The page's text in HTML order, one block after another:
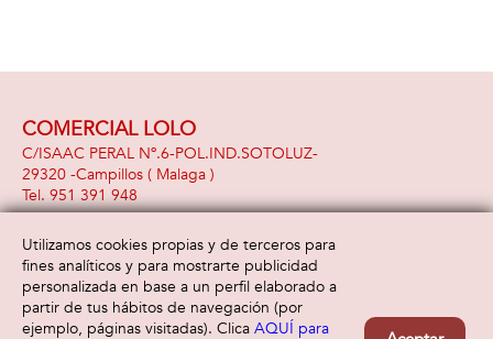
COMERCIAL LOLO
C/ISAAC PERAL Nº.6-POL.IND.SOTOLUZ-
29320 -Campillos ( Malaga )
951 391 948
Información
Aviso legal
Política de privacidad
Atención al cliente
Envío y devolución
Utilizamos cookies propias y de terceros para
fines analíticos y para mostrarte publicidad
personalizada en base a un perfil elaborado a
partir de tus hábitos de navegación (por
ejemplo, páginas visitadas). Clica AQUÍ para